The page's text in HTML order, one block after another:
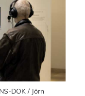
DOK / Jörn